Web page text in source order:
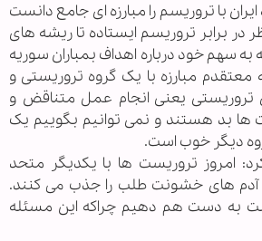
با تروریسم را مبارزه ای جامع دانست
در برابر تروریسم ایستاده تا ریشه های
سهم خود درباره اهداف بمباران سوریه
مبارزه با یک گروه تروریستی و
تروریستی یعنی انجام عمل متناقض و
بد هستند و نمی توانیم بگوییم یک
دیگر خوب است.
امروز تروریست ها با یکدیگر متحد
آدم های خشونت طلب را جذب می کنند.
به دست هم دهیم چراکه این مسئله